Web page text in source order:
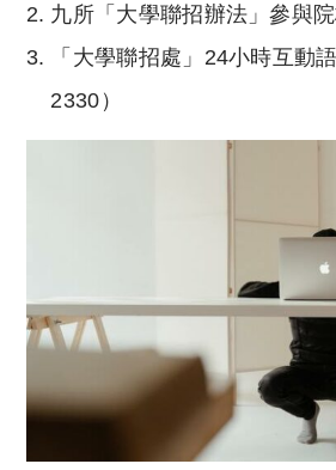
九所「大學聯招辦法」參與
「大學聯招處」24小時互動
2330）